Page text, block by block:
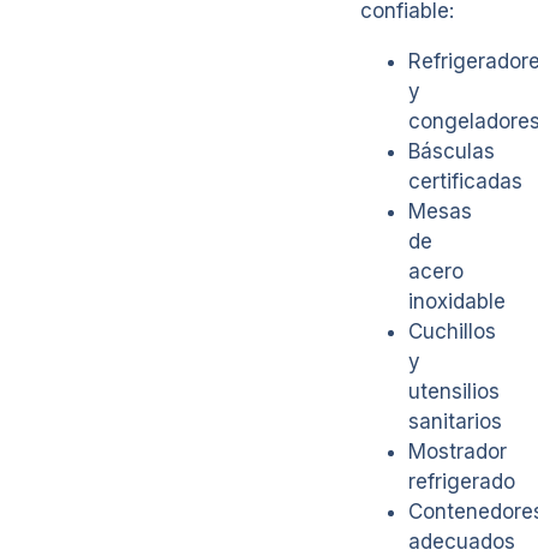
confiable:
y
Básculas
certificadas
Mesas
de
acero
inoxidable
Cuchillos
y
utensilios
sanitarios
Mostrador
refrigerado
adecuados